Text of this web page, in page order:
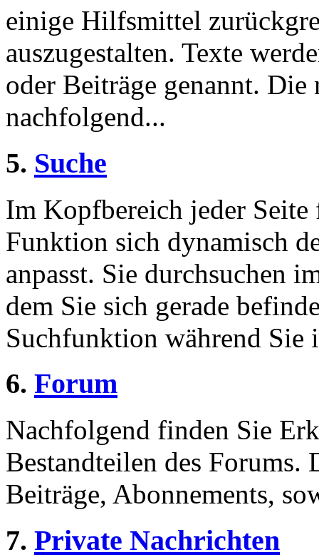
einige Hilfsmittel
auszugestalten. Texte
oder Beiträge genannt.
nachfolgend...
5. Suche
Im Kopfbereich jeder Seite
Funktion sich dynamisch
anpasst. Sie durchsuchen
dem Sie sich gerade
Suchfunktion während Sie
6. Forum
Nachfolgend finden Sie
Bestandteilen des Forums.
Beiträge, Abonnements,
7. Private Nachrichten